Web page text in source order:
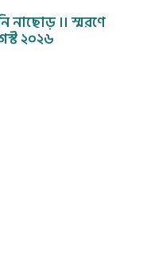
।। স্মরণে
২০২৬